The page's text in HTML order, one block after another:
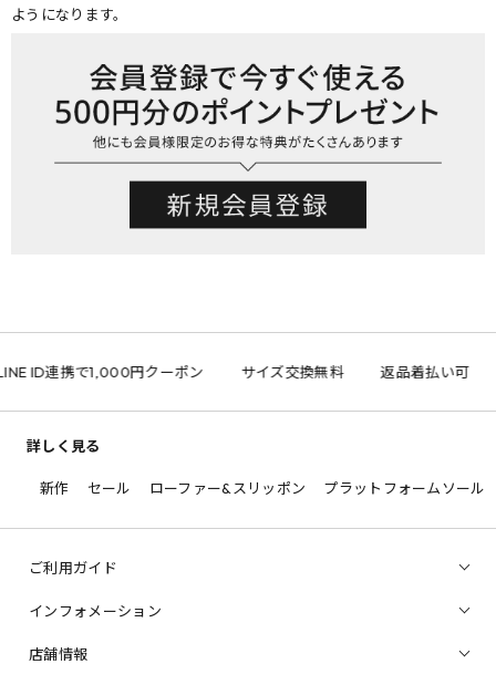
ようになります。
ID連携で1,000円クーポン サイズ交換無料 返品着払い可
詳しく見る
新作 セール ローファー&スリッポン プラットフォームソール
ご利用ガイド
インフォメーション
店舗情報